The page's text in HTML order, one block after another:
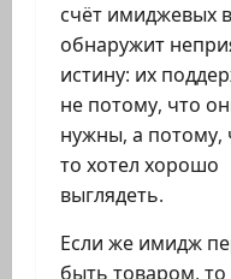
счёт имиджевых
обнаружит
истину: их
не потому, что
нужны, а потому,
то хотел хорошо
выглядеть.
Если же имидж
быть товаром, то